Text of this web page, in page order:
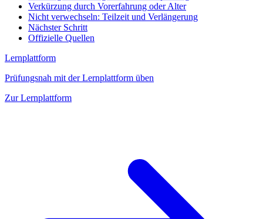
Verkürzung durch Vorerfahrung oder Alter
Nicht verwechseln: Teilzeit und Verlängerung
Nächster Schritt
Offizielle Quellen
Lernplattform
Prüfungsnah mit der Lernplattform üben
Zur Lernplattform